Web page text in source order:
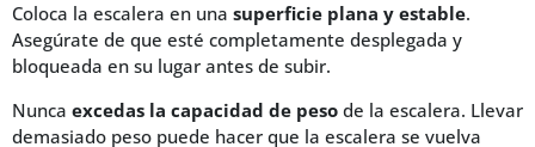
Coloca la escalera en una superficie plana y estable.
Asegúrate de que esté completamente desplegada y
bloqueada en su lugar antes de subir.
Nunca excedas la capacidad de peso de la escalera. Llevar
demasiado peso puede hacer que la escalera se vuelva